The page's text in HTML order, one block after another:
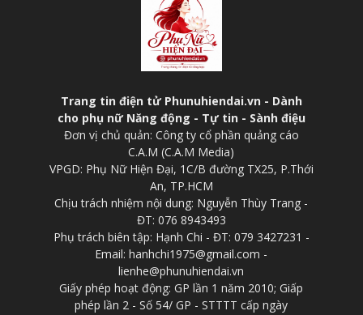
Trang tin điện tử Phunuhiendai.vn - Dành
cho phụ nữ Năng động - Tự tin - Sành điệu
Đơn vị chủ quản: Công ty cổ phần quảng cáo
C.A.M (C.A.M Media)
VPGD: Phụ Nữ Hiện Đại, 1C/B đường TX25, P.Thới
An, TP.HCM
Chịu trách nhiệm nội dung: Nguyễn Thùy Trang -
ĐT: 076 8943493
Phụ trách biên tập: Hạnh Chi - ĐT: 079 3427231 -
Email: hanhchi1975@gmail.com -
lienhe@phunuhiendai.vn
Giấy phép hoạt động: GP lần 1 năm 2010; Giấp
phép lần 2 - Số 54/ GP - STTTT cấp ngày